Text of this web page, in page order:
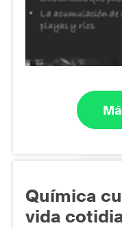
Química
vida